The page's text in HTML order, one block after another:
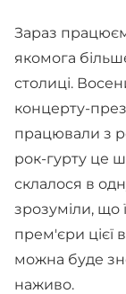
Зараз
якомога
столиці.
концерту-
працювали з
рок-гурту це
склалося в
зрозуміли, що
прем'єри цієї
можна буде
наживо.